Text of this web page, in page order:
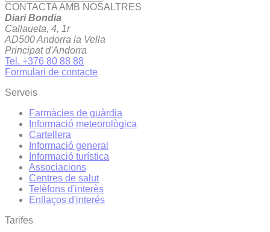
CONTACTA AMB NOSALTRES
Diari Bondia
Callaueta, 4, 1r
AD500 Andorra la Vella
Principat d'Andorra
Tel. +376 80 88 88
Formulari de contacte
Serveis
Farmàcies de guàrdia
Informació meteorològica
Cartellera
Informació general
Informació turística
Associacions
Centres de salut
Telèfons d'interès
Enllaços d'interés
Tarifes